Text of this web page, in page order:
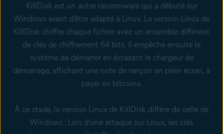
KillDisk est un autre ransomware qui a débuté sur
Windows avant d'être adapté à Linux. La version Linux de
KillDisk chiffre chaque fichier avec un ensemble différent
de clés de chiffrement 64 bits. Il empêche ensuite le
système de démarrer en écrasant le chargeur de
démarrage, affichant une note de rançon en plein écran, à
payer en bitcoins.
À ce stade, la version Linux de KillDisk diffère de celle de
Windows : Lors d’une attaque sur Linux, les clés